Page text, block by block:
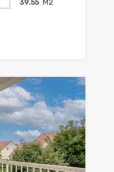
39.55 M2